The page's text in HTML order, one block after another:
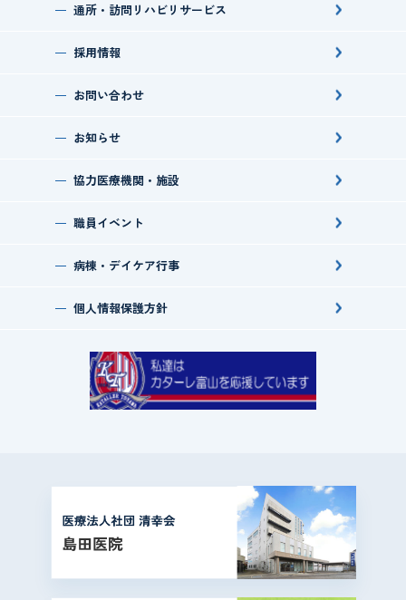
通所・訪問 リハビリサービス
採用情報
お問い合わせ
お知らせ
協力医療機関・施設
職員イベント
病棟・デイケア行事
個人情報保護方針